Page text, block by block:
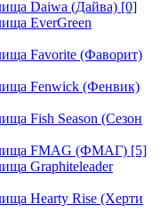
Daiwa (Дайва) [0]
EverGreen
Favorite (Фаворит)
Fenwick (Фенвик)
Fish Season (Сезон
FMAG (ФМАГ) [5]
Graphiteleader
Hearty Rise (Херти